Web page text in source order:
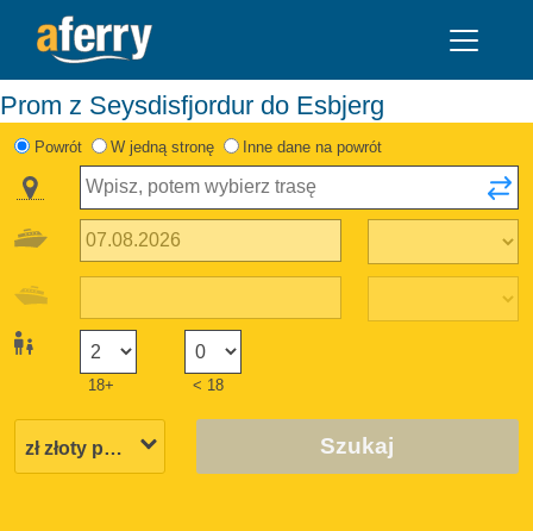
Prom z Seysdisfjordur do Esbjerg
Powrót W jedną stronę Inne dane na powrót
18+ < 18
Szukaj